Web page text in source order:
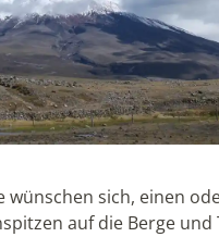
sich, einen
auf die Berge und